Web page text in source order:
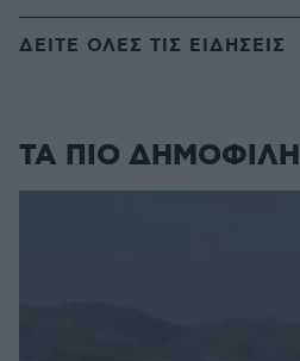
ΔΕΙΤΕ ΟΛΕΣ ΤΙΣ ΕΙΔΗΣΕΙΣ
ΤΑ ΠΙΟ ΔΗΜΟΦΙΛΗ